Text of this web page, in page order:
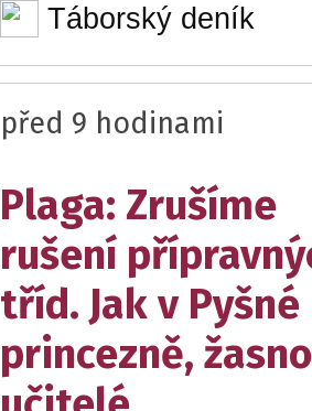
Táborský deník
před 9 hodinami
Plaga: Zrušíme
rušení
tříd. Jak v Pyšné
princezně,